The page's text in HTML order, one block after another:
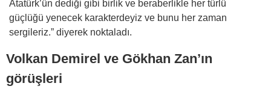
Atatürk’ün dediği gibi birlik ve beraberlikle her türlü
güçlüğü yenecek karakterdeyiz ve bunu her zaman
sergileriz.” diyerek noktaladı.
Volkan Demirel ve Gökhan Zan’ın
görüşleri